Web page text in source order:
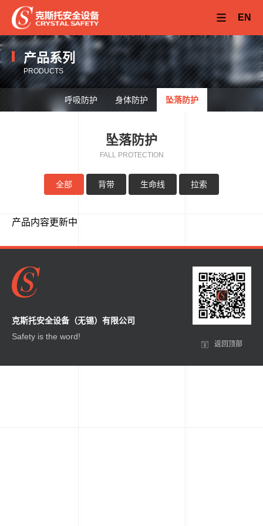
EN
产品系列
PRODUCTS
呼吸防护 身体防护 坠落防护
坠落防护
FALL PROTECTION
全部 背带 生命线 拉索
产品内容更新中
克斯托安全设备（无锡）有限公司
Safety is the word!
返回顶部